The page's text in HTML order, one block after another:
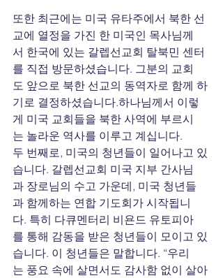
또한 최근에는 미국 유타주에서 북한 선
교에 열정을 가진 한 미국인 목사님께
서 한국에 있는 갈렙선교회 탈북민 센터
를 직접 방문하셨습니다. 그분의 교회
도 앞으로 북한 선교의 동역자로 함께 하
기로 결정하셨습니다.하나님께서 이렇
게 미국 교회들을 북한 사역에 부르시
는 놀라운 역사를 이루고 계십니다.
두 번째로, 미국의 청년들이 일어나고 있
습니다. 갈렙선교회 미국 지부 간사님
과 장로님의 수고 가운데, 미국 청년들
과 함께하는 연합 기도회가 시작됩니
다. 특히 다큐멘터리 비욘드 유토피아
를 통해 감동을 받은 청년들이 모이고 있
습니다. 이 청년들은 말합니다. “우리
는 풍요 속에 살면서도 감사함 없이 살아